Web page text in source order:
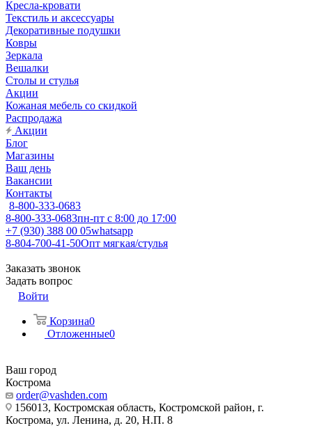
Кресла-кровати
Текстиль и аксессуары
Декоративные подушки
Ковры
Зеркала
Вешалки
Столы и стулья
Акции
Кожаная мебель со скидкой
Распродажа
Акции
Блог
Магазины
Ваш день
Вакансии
Контакты
8-800-333-0683
8-800-333-0683пн-пт с 8:00 до 17:00
+7 (930) 388 00 05whatsapp
8-804-700-41-50Опт мягкая/стулья
Заказать звонок
Задать вопрос
Войти
Корзина0
Отложенные0
Ваш город
Кострома
order@vashden.com
156013, Костромская область, Костромской район, г.
Кострома, ул. Ленина, д. 20, Н.П. 8